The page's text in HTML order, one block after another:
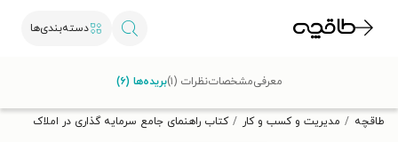
دسته‌بندی‌ها
تخفیف از طاقچه دریافت کن.
طاقچه مدیریت و کسب و کار کتاب راهنمای جامع سرمایه گذاری در املاک
معرفیمشخصاتنظرات (۱) بریده‌ها (۶)